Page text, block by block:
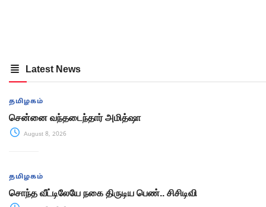
Latest News
தமிழகம்
சென்னை வந்தடைந்தார் அமித்ஷா
August 8, 2026
தமிழகம்
சொந்த வீட்டிலேயே நகை திருடிய பெண்.. சிசிடிவி